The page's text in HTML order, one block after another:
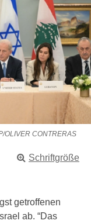
OLIVER CONTRERAS
Schriftgröße
getroffenen
ab. “Das